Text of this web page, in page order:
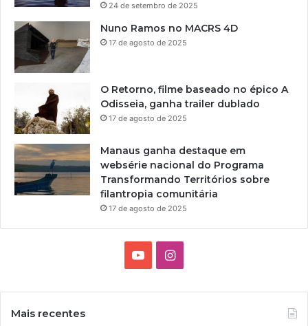
24 de setembro de 2025
Nuno Ramos no MACRS 4D
17 de agosto de 2025
O Retorno, filme baseado no épico A
Odisseia, ganha trailer dublado
17 de agosto de 2025
Manaus ganha destaque em
websérie nacional do Programa
Transformando Territórios sobre
filantropia comunitária
17 de agosto de 2025
I
Mais recentes